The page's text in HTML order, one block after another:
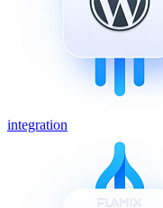
integration